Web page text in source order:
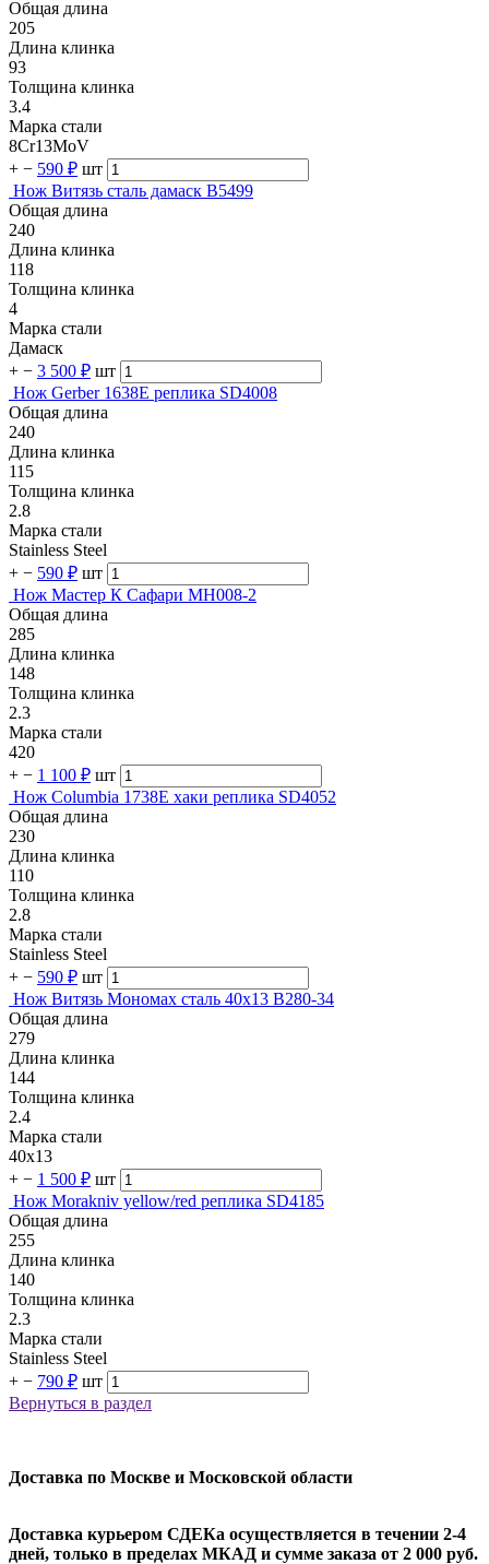
Общая длина
205
Длина клинка
93
Толщина клинка
3.4
Марка стали
8Cr13MoV
+ − 590 ₽ шт
Нож Витязь сталь дамаск B5499
Общая длина
240
Длина клинка
118
Толщина клинка
4
Марка стали
Дамаск
+ − 3 500 ₽ шт
Нож Gerber 1638E реплика SD4008
Общая длина
240
Длина клинка
115
Толщина клинка
2.8
Марка стали
Stainless Steel
+ − 590 ₽ шт
Нож Мастер К Сафари MH008-2
Общая длина
285
Длина клинка
148
Толщина клинка
2.3
Марка стали
420
+ − 1 100 ₽ шт
Нож Columbia 1738E хаки реплика SD4052
Общая длина
230
Длина клинка
110
Толщина клинка
2.8
Марка стали
Stainless Steel
+ − 590 ₽ шт
Нож Витязь Мономах сталь 40х13 B280-34
Общая длина
279
Длина клинка
144
Толщина клинка
2.4
Марка стали
40х13
+ − 1 500 ₽ шт
Нож Morakniv yellow/red реплика SD4185
Общая длина
255
Длина клинка
140
Толщина клинка
2.3
Марка стали
Stainless Steel
+ − 790 ₽ шт
Вернуться в раздел
Доставка по Москве и Московской области
Доставка курьером СДЕКа осуществляется в течении 2-4
дней, только в пределах МКАД и сумме заказа от 2 000 руб.